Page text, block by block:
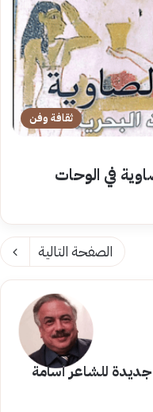
ثقافة وفن
في الوحات
الصفحة التالية
للشاعر أسامة